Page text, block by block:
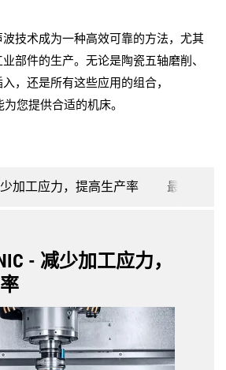
技术成为一种高效可靠的方法，尤其
部件的生产。无论是陶瓷五轴磨削、
，还是所有这些应用的组合，
您提供合适的机床。
少加工应力，提高生产率 最新一代
- 减少加工应力，